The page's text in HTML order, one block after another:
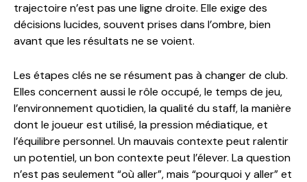
trajectoire n’est pas une ligne droite. Elle exige des
décisions lucides, souvent prises dans l’ombre, bien
avant que les résultats ne se voient.
Les étapes clés ne se résument pas à changer de club.
Elles concernent aussi le rôle occupé, le temps de jeu,
l’environnement quotidien, la qualité du staff, la manière
dont le joueur est utilisé, la pression médiatique, et
l’équilibre personnel. Un mauvais contexte peut ralentir
un potentiel, un bon contexte peut l’élever. La question
n’est pas seulement “où aller”, mais “pourquoi y aller” et